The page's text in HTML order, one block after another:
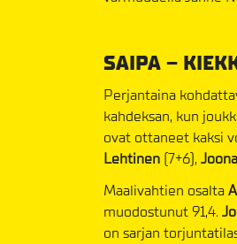
SAIPA –
Perjantaina
kahdeksan, kun
ovat ottaneet kaksi
Lehtinen (7+6),
Maalivahtien osalta
muodostunut 91,4.
on sarjan